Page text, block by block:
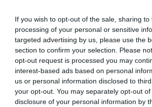
If you wish to opt-out of the sale, sharing
processing of your personal or sensitive
targeted advertising by us, please use the
section to confirm your selection. Please
opt-out request is processed you may
interest-based ads based on personal
us or personal information disclosed to
your opt-out. You may separately opt-out
disclosure of your personal information by
Defesa de livre direto
Agustín Caparrós ®
Nicolás
19'
1ªP
3-5
Fim da 1ª parte.